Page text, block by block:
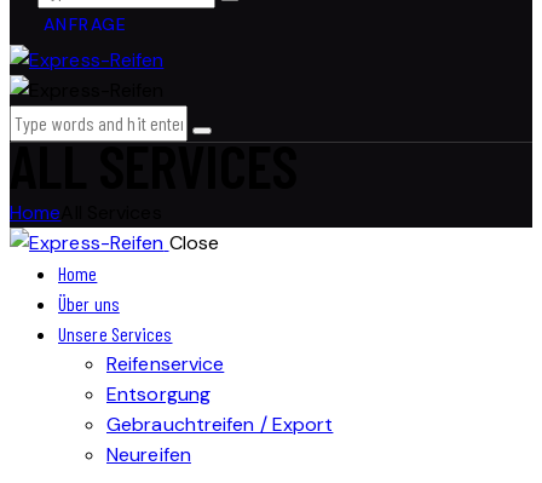
ANFRAGE
ALL SERVICES
Home
Close
Home
Über uns
Unsere Services
Reifenservice
Entsorgung
Gebrauchtreifen / Export
Neureifen